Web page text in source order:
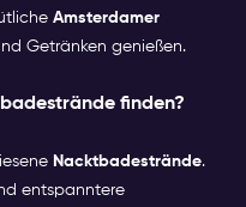
Amsterdamer
Getränken genießen.
finden?
Nacktbadestrände.
entspanntere